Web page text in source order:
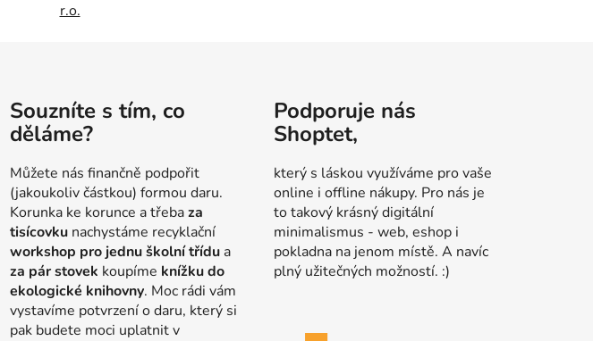
r.o.
Souzníte s tím, co
děláme?
Můžete nás finančně podpořit
(jakoukoliv částkou) formou daru.
Korunka ke korunce a třebaza
tisícovku nachystáme recyklační
workshop pro jednu školní třídu a
za pár stovek koupíme knížku do
ekologické knihovny. Moc rádi vám
vystavíme potvrzení o daru, který si
pak budete moci uplatnit v
Podporuje nás
Shoptet,
který s láskou využíváme pro vaše
online i offline nákupy. Pro nás je
to takový krásný digitální
minimalismus - web, eshop i
pokladna na jenom místě. A navíc
plný užitečných možností. :)